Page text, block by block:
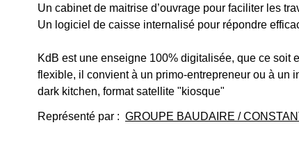
Un cabinet de maitrise d’ouvrage pour faciliter les
Un logiciel de caisse internalisé pour répondre
KdB est une enseigne 100% digitalisée, que ce soit
flexible, il convient à un primo-entrepreneur ou à un
dark kitchen, format satellite "kiosque"
Représenté par : GROUPE BAUDAIRE /